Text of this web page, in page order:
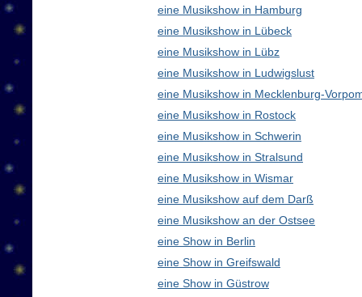
eine Musikshow in Hamburg
eine Musikshow in Lübeck
eine Musikshow in Lübz
eine Musikshow in Ludwigslust
eine Musikshow in Mecklenburg-
eine Musikshow in Rostock
eine Musikshow in Schwerin
eine Musikshow in Stralsund
eine Musikshow in Wismar
eine Musikshow auf dem Darß
eine Musikshow an der Ostsee
eine Show in Berlin
eine Show in Greifswald
eine Show in Güstrow